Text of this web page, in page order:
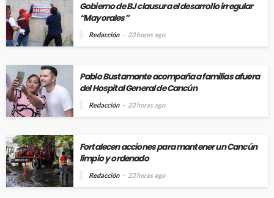
Gobierno de BJ clausura el desarrollo irregular
“Mayorales”
Redacción 23 horas ago
Pablo Bustamante acompaña a familias afuera
del Hospital General de Cancún
Redacción 23 horas ago
Fortalecen acciones para mantener un Cancún
limpio y ordenado
Redacción 23 horas ago